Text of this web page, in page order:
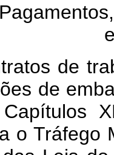
de
de
Capítulos
o Tráfego